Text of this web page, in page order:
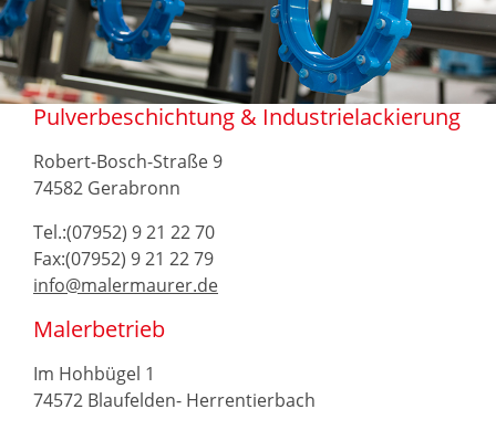
Pulverbeschichtung & Industrielackierung
Robert-Bosch-Straße 9
74582 Gerabronn
Tel.:(07952) 9 21 22 70
Fax:(07952) 9 21 22 79
info@malermaurer.de
Malerbetrieb
Im Hohbügel 1
74572 Blaufelden- Herrentierbach